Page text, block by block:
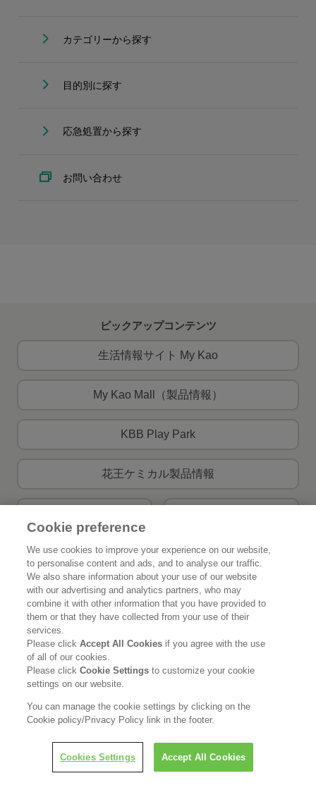
カテゴリーから探す
目的別に探す
応急処置から探す
お問い合わせ
ピックアップコンテンツ
生活情報サイト My Kao
My Kao Mall（製品情報）
KBB Play Park
花王ケミカル製品情報
花王公式SNSアカウント
Home 花王について
サステナビリティ イノベーション
ブランド 投資家情報
ニュースルーム 採用情報
Cookie preference
We use cookies to improve your experience on our website,
to personalise content and ads, and to analyse our traffic.
We also share information about your use of our website
with our advertising and analytics partners, who may
combine it with other information that you have provided to
them or that they have collected from your use of their
services.
Please clickAccept All Cookies if you agree with the use
of all of our cookies.
Please clickCookie Settingsto customize your cookie
settings on our website.
You can manage the cookie settings by clicking on the
Cookie policy/Privacy Policy link in the footer.
Cookies Settings Accept All Cookies